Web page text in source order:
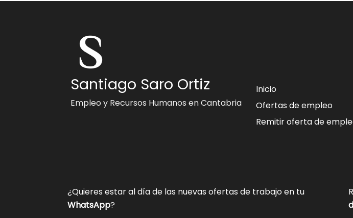
Santiago Saro Ortiz
Empleo y Recursos Humanos en Cantabria
Inicio
Ofertas de empleo
Remitir oferta de
¿Quieres estar al día de las nuevas ofertas de trabajo en tu
WhatsApp?